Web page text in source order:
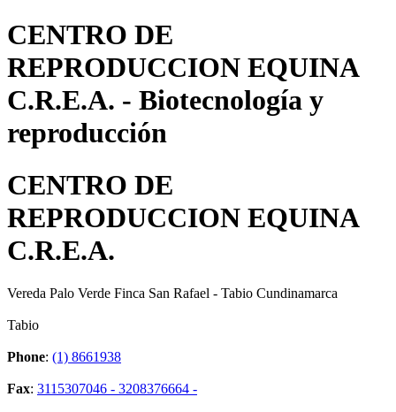
CENTRO DE
REPRODUCCION EQUINA
C.R.E.A. - Biotecnología y
reproducción
CENTRO DE
REPRODUCCION EQUINA
C.R.E.A.
Vereda Palo Verde Finca San Rafael - Tabio Cundinamarca
Tabio
Phone: (1) 8661938
Fax: 3115307046 - 3208376664 -